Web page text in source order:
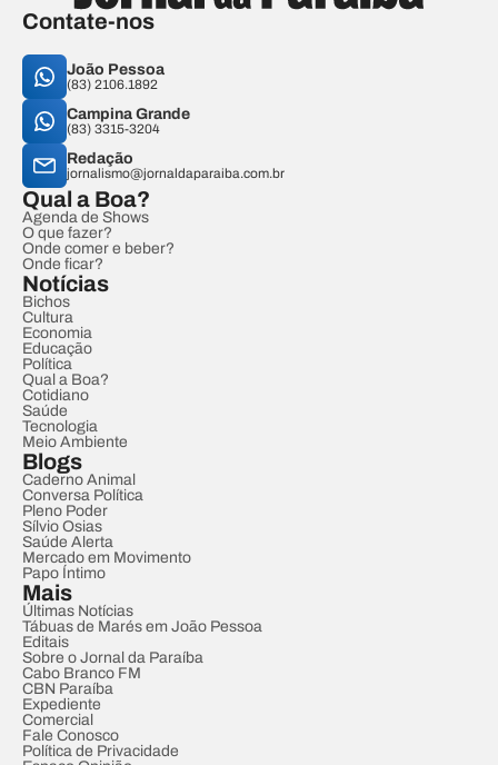
Contate-nos
João Pessoa
(83) 2106.1892
Campina Grande
(83) 3315-3204
Redação
jornalismo@jornaldaparaiba.com.br
Qual a Boa?
Agenda de Shows
O que fazer?
Onde comer e beber?
Onde ficar?
Notícias
Bichos
Cultura
Economia
Educação
Política
Qual a Boa?
Cotidiano
Saúde
Tecnologia
Meio Ambiente
Blogs
Caderno Animal
Conversa Política
Pleno Poder
Sílvio Osias
Saúde Alerta
Mercado em Movimento
Papo Íntimo
Mais
Últimas Notícias
Tábuas de Marés em João Pessoa
Editais
Sobre o Jornal da Paraíba
Cabo Branco FM
CBN Paraíba
Expediente
Comercial
Fale Conosco
Política de Privacidade